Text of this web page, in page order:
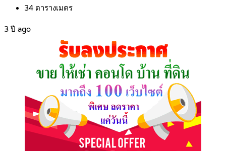
34 ตารางเมตร
3 ปี ago